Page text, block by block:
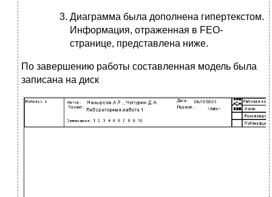
Диаграмма была дополнена гипертекстом.
Информация, отраженная в FEO-
странице, представлена ниже.
По завершению работы составленная модель была
записана на диск